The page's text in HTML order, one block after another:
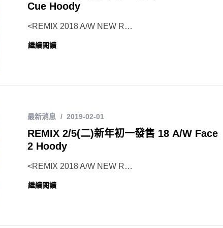
Cue Hoody
<REMIX 2018 A/W NEW R…
繼續閱讀
最新消息 2019-02-01
REMIX 2/5(二)新年初一發售 18 A/W Face
2 Hoody
<REMIX 2018 A/W NEW R…
繼續閱讀